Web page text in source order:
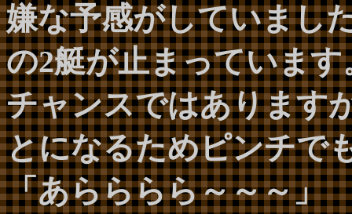
嫌な予感がしていまし
の2艇が止まっています
チャンスではあります
とになるためピンチで
「あらららら～～～」